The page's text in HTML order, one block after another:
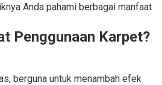
Anda pahami berbagai manfaat
Penggunaan Karpet?
berguna untuk menambah efek